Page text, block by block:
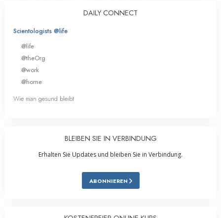
DAILY CONNECT
Scientologists @life
@life
@theOrg
@work
@home
Wie man gesund bleibt
BLEIBEN SIE IN VERBINDUNG
Erhalten Sie Updates und bleiben Sie in Verbindung.
ABONNIEREN